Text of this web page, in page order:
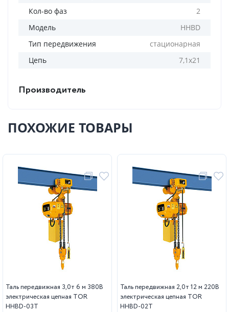
Кол-во фаз
2
Модель
HHBD
Тип передвижения
стационарная
Цепь
7,1х21
Производитель
ПОХОЖИЕ ТОВАРЫ
Таль передвижная 3,0т 6 м 380В
электрическая цепная TOR
HHBD-03T
Таль передвижная 2,0т 12 м 220В
электрическая цепная TOR
HHBD-02T